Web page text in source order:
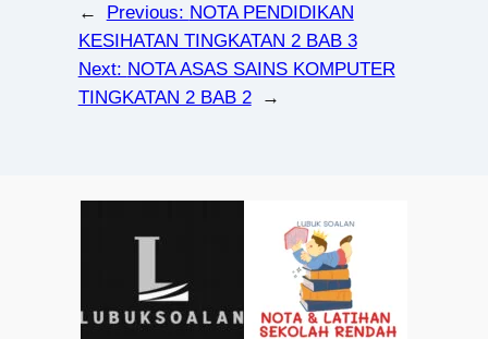
← Previous: NOTA PENDIDIKAN
KESIHATAN TINGKATAN 2 BAB 3
Next: NOTA ASAS SAINS KOMPUTER
TINGKATAN 2 BAB 2
→